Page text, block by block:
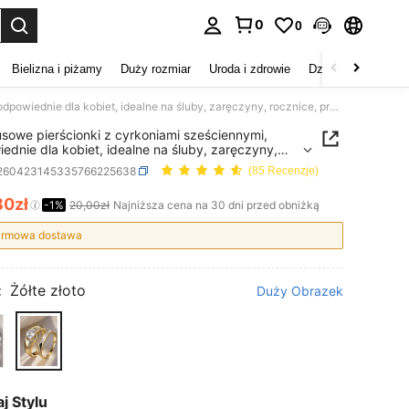
0 0
Bielizna i piżamy Duży rozmiar Uroda i zdrowie Dzieci
2 luksusowe pierścionki z cyrkoniami sześciennymi, odpowiednie dla kobiet, idealne na śluby, zaręczyny, rocznice, prezenty na Walentynki
pierścionki z cyrkoniami sześciennymi,
dla kobiet, idealne na śluby, zaręczyny,
prezenty na Walentynki
(85 Recenzje)
AND AVAILABILITY
-1% 20,00zł Najniższa cena na 30 dni przed obniżką
dostawa
Żółte złoto Duży Obrazek
Stylu